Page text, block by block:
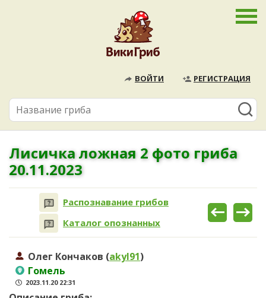
ВОЙТИ РЕГИСТРАЦИЯ
Лисичка ложная 2 фото гриба
20.11.2023
Распознавание грибов
Каталог опознанных
Олег Кончаков (akyl91)
Гомель
2023.11.20 22:31